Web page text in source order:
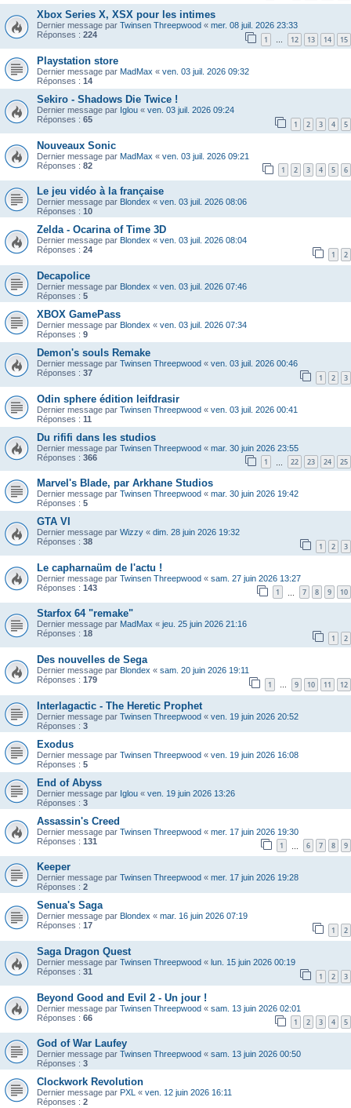
Xbox Series X, XSX pour les intimes
Dernier message par Twinsen Threepwood « mer. 08 juil. 2026 23:33
Réponses : 224 1 … 12 13 14 15
Playstation store
Dernier message par MadMax « ven. 03 juil. 2026 09:32
Réponses : 14
Sekiro - Shadows Die Twice !
Dernier message par Iglou « ven. 03 juil. 2026 09:24
Réponses : 65 1 2 3 4 5
Nouveaux Sonic
Dernier message par MadMax « ven. 03 juil. 2026 09:21
Réponses : 82 1 2 3 4 5 6
Le jeu vidéo à la française
Dernier message par Blondex « ven. 03 juil. 2026 08:06
Réponses : 10
Zelda - Ocarina of Time 3D
Dernier message par Blondex « ven. 03 juil. 2026 08:04
Réponses : 24 1 2
Decapolice
Dernier message par Blondex « ven. 03 juil. 2026 07:46
Réponses : 5
XBOX GamePass
Dernier message par Blondex « ven. 03 juil. 2026 07:34
Réponses : 9
Demon's souls Remake
Dernier message par Twinsen Threepwood « ven. 03 juil. 2026 00:46
Réponses : 37 1 2 3
Odin sphere édition leifdrasir
Dernier message par Twinsen Threepwood « ven. 03 juil. 2026 00:41
Réponses : 11
Du rififi dans les studios
Dernier message par Twinsen Threepwood « mar. 30 juin 2026 23:55
Réponses : 366 1 22 23 24 25
Marvel's Blade, par Arkhane Studios
Dernier message par Twinsen Threepwood « mar. 30 juin 2026 19:42
Réponses : 5
GTA VI
Dernier message par Wizzy « dim. 28 juin 2026 19:32
Réponses : 38 1 2 3
Le capharnaüm de l'actu !
Dernier message par Twinsen Threepwood « sam. 27 juin 2026 13:27
Réponses : 143 1 7 8 9 10
Starfox 64 "remake"
Dernier message par MadMax « jeu. 25 juin 2026 21:16
Réponses : 18 1 2
Des nouvelles de Sega
Dernier message par Blondex « sam. 20 juin 2026 19:11
Réponses : 179 1 … 9 10 11 12
Interlagactic - The Heretic Prophet
Dernier message par Twinsen Threepwood « ven. 19 juin 2026 20:52
Réponses : 3
Exodus
Dernier message par Twinsen Threepwood « ven. 19 juin 2026 16:08
Réponses : 5
End of Abyss
Dernier message par Iglou « ven. 19 juin 2026 13:26
Réponses : 3
Assassin's Creed
Dernier message par Twinsen Threepwood « mer. 17 juin 2026 19:30
Réponses : 131 1 6 7 8 9
Keeper
Dernier message par Twinsen Threepwood « mer. 17 juin 2026 19:28
Réponses : 2
Senua's Saga
Dernier message par Blondex « mar. 16 juin 2026 07:19
Réponses : 17 1 2
Saga Dragon Quest
Dernier message par Twinsen Threepwood « lun. 15 juin 2026 00:19
Réponses : 31 1 2 3
Beyond Good and Evil 2 - Un jour !
Dernier message par Twinsen Threepwood « sam. 13 juin 2026 02:01
Réponses : 66 1 2 3 4 5
God of War Laufey
Dernier message par Twinsen Threepwood « sam. 13 juin 2026 00:50
Réponses : 3
Clockwork Revolution
Dernier message par PXL « ven. 12 juin 2026 16:11
Réponses : 2